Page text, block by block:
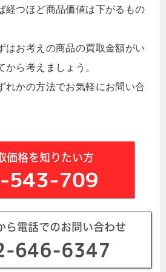
経つほど商品価値は下がるもの
はお考えの商品の買取金額がい
から考えましょう。
れかの方法でお気軽にお問い合